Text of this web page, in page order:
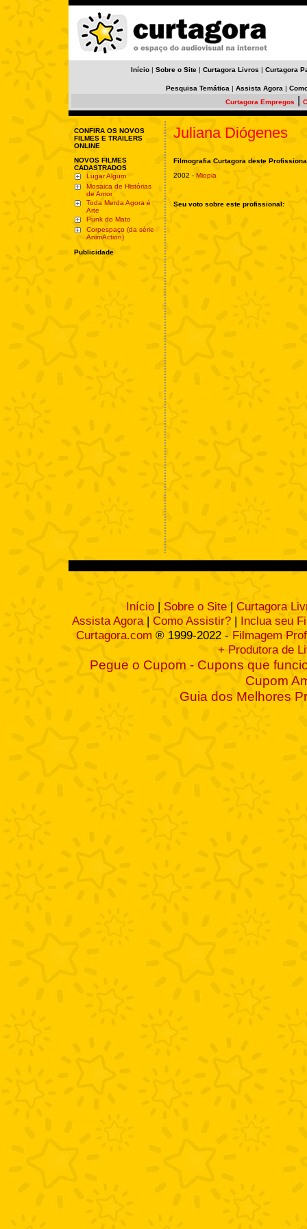
Início | Sobre o Site | Curtagora Livros | Curtagora
Pesquisa Temática | Assista Agora |
Curtagora Empregos
CONFIRA OS NOVOS
FILMES E TRAILERS
ONLINE
NOVOS FILMES
CADASTRADOS
Lugar Algum
Mosaica de Histórias
de Amor
Toda Merda Agora é
Arte
Punk do Mato
Corpespaço (da série
AnimAction)
Publicidade
Juliana Diógenes
Filmografia Curtagora deste
2002 - Miopia
Seu voto sobre este profissional:
Início | Sobre o Site | Curtagora
Assista Agora| Como Assistir? | Inclua seu
Curtagora.com ® 1999-2022 - Filmagem
+ Produtora de
Pegue o Cupom - Cupons que
Cupom
Guia dos Melhores